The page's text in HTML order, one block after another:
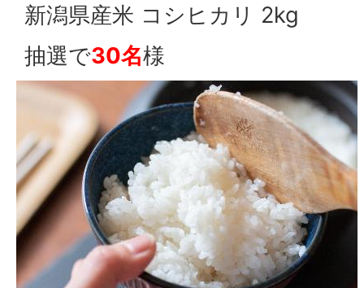
新潟県産米 コシヒカリ 2kg
抽選で30名様